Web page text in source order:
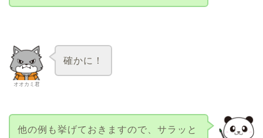
オオカミ君
確かに！
他の例も挙げておきますので、サラッと